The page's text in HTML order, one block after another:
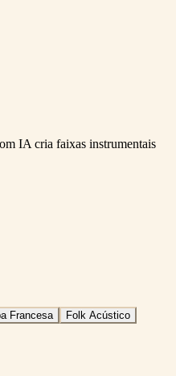
IA cria faixas instrumentais
Francesa
Folk Acústico